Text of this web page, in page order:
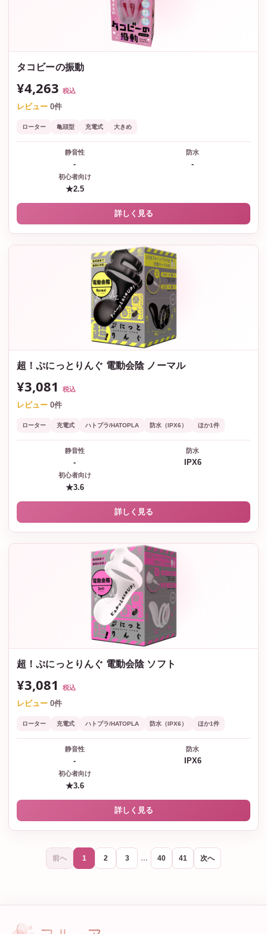
タコビーの振動
¥4,263 税込
レビュー 0件
ローター 亀頭型 充電式 大きめ
静音性
-
防水
-
初心者向け
★2.5
詳しく見る
超！ぷにっとりんぐ 電動会陰 ノーマル
¥3,081 税込
レビュー 0件
ローター 充電式 ハトプラ/HATOPLA 防水（IPX6） ほか1件
静音性
-
防水
IPX6
初心者向け
★3.6
詳しく見る
超！ぷにっとりんぐ 電動会陰 ソフト
¥3,081 税込
レビュー 0件
ローター 充電式 ハトプラ/HATOPLA 防水（IPX6） ほか1件
静音性
-
防水
IPX6
初心者向け
★3.6
詳しく見る
前へ 1 2 3 … 40 41 次へ